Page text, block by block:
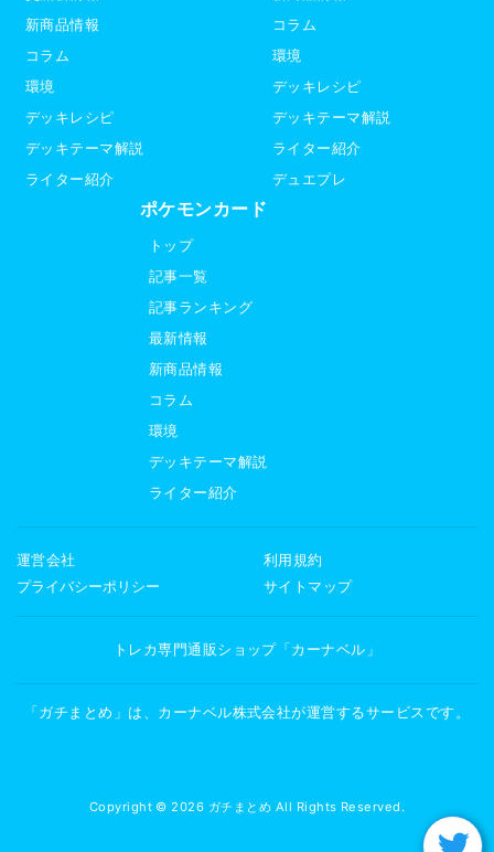
新商品情報
コラム
環境
デッキレシピ
デッキテーマ解説
ライター紹介
コラム
環境
デッキレシピ
デッキテーマ解説
ライター紹介
デュエプレ
ポケモンカード
トップ
記事一覧
記事ランキング
最新情報
新商品情報
コラム
環境
デッキテーマ解説
ライター紹介
運営会社
利用規約
プライバシーポリシー
サイトマップ
トレカ専門通販ショップ「カーナベル」
「ガチまとめ」は、カーナベル株式会社が運営するサービスです。
Copyright © 2026 ガチまとめ All Rights Reserved.